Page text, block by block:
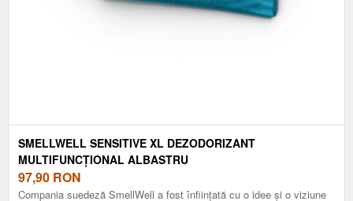
SMELLWELL SENSITIVE XL DEZODORIZANT
MULTIFUNCȚIONAL ALBASTRU
97,90 RON
Compania suedeză SmellWell a fost înființată cu o idee și o viziune